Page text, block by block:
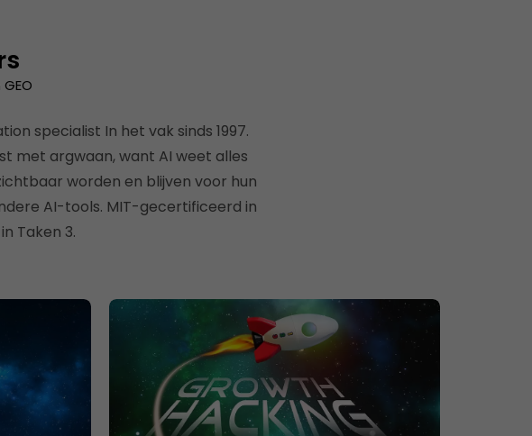
specialist In het vak sinds 1997.
met argwaan, want AI weet alles
worden en blijven voor hun
AI-tools. MIT-gecertificeerd in
Taken 3.